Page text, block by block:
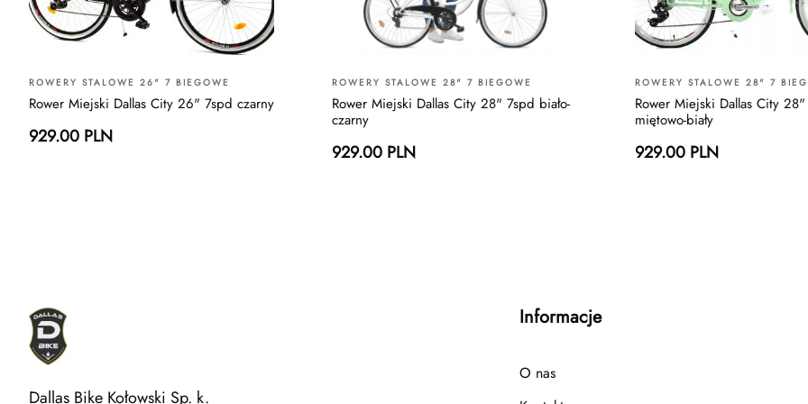
ROWERY STALOWE 26" 7 BIEGOWE
Rower Miejski Dallas City 26" 7spd czarny
929.00 PLN
ROWERY STALOWE 28" 7 BIEGOWE
Rower Miejski Dallas City 28" 7spd biało-
czarny
929.00 PLN
ROWERY STALOWE 28" 7
Rower Miejski Dallas City
miętowo-biały
929.00 PLN
Dallas Bike Kołowski Sp. k.
Informacje
O nas